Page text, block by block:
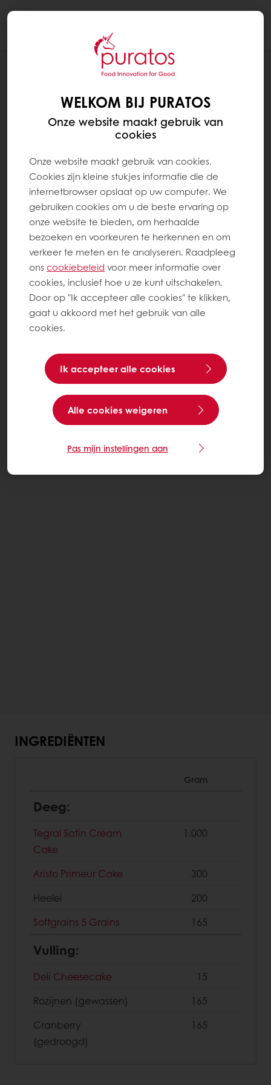
INGREDIËNTEN
Gram
Deeg:
Tegral Satin Cream
Cake
1.000
Aristo Primeur Cake
300
Heelei
200
Softgrains 5 Grains
165
Vulling:
Deli Cheesecake
15
Rozijnen (gewassen)
165
Cranberry
(gedroogd)
165
WELKOM BIJ PURATOS
Onze website maakt gebruik van
cookies
Onze website maakt gebruik van cookies.
Cookies zijn kleine stukjes informatie die de
internetbrowser opslaat op uw computer. We
gebruiken cookies om u de beste ervaring op
onze website te bieden, om herhaalde
bezoeken en voorkeuren te herkennen en om
verkeer te meten en te analyseren. Raadpleeg
onscookiebeleid voor meer informatie over
cookies, inclusief hoe u ze kunt uitschakelen.
Door op "Ik accepteer alle cookies" te klikken,
gaat u akkoord met het gebruik van alle
cookies.
Ik accepteer alle cookies
Alle cookies weigeren
Pas mijn instellingen aan